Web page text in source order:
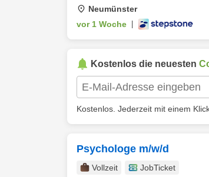
Neumünster
vor 1 Woche
Kostenlos die neuesten
Kostenlos. Jederzeit mit einem
Psychologe m/w/d
Vollzeit
JobTicket